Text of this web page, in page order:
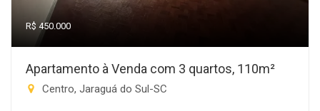
R$ 450.000
Apartamento à Venda com 3 quartos, 110m²
Centro, Jaraguá do Sul-SC